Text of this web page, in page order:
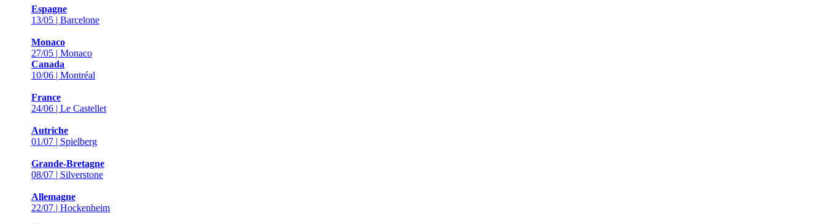
Espagne
13/05 | Barcelone
Monaco
27/05 | Monaco
Canada
10/06 | Montréal
France
24/06 | Le Castellet
Autriche
01/07 | Spielberg
Grande-Bretagne
08/07 | Silverstone
Allemagne
22/07 | Hockenheim